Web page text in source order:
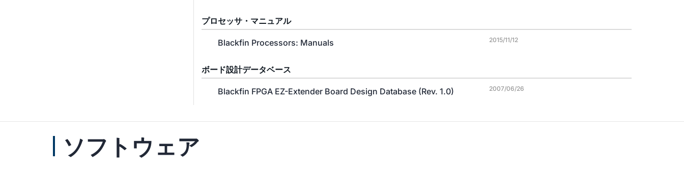
プロセッサ・マニュアル
Blackfin Processors: Manuals 2015/11/12
ボード設計データベース
Blackfin FPGA EZ-Extender Board Design Database (Rev. 1.0) 2007/06/26
ソフトウェア